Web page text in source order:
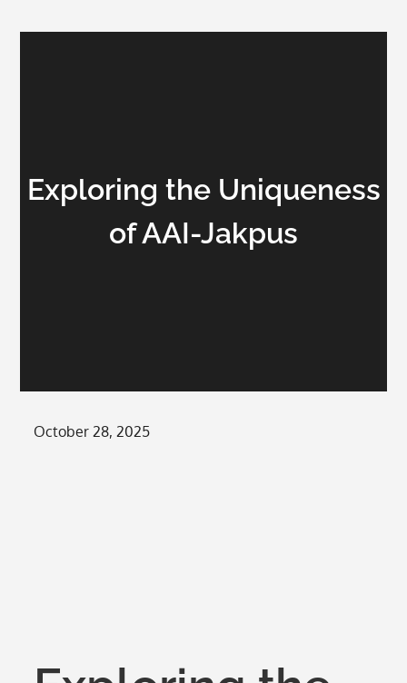
Exploring the Uniqueness
of AAI-Jakpus
Posted
October 28, 2025